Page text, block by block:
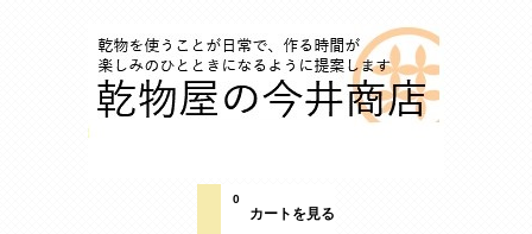
カートを見る
0